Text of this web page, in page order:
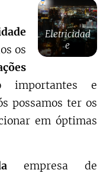
Eletricidad
e
os
importantes e
possamos ter os
em óptimas
empresa de